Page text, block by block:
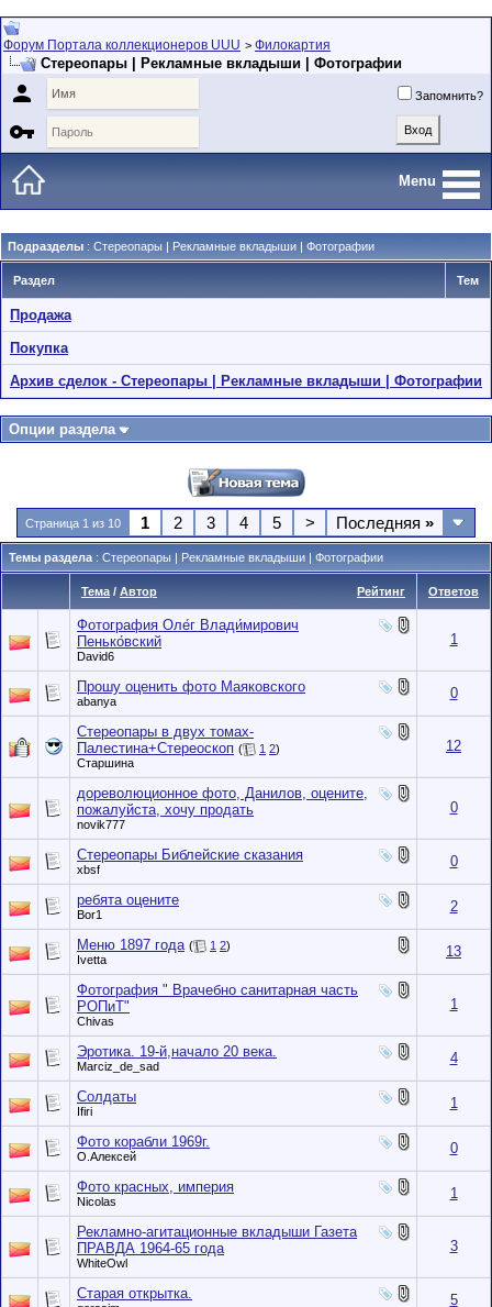
Форум Портала коллекционеров UUU > Филокартия
Стереопары | Рекламные вкладыши | Фотографии
 Запомнить?

Menu
Подразделы : Стереопары | Рекламные вкладыши | Фотографии
Раздел Тем
Продажа
Покупка
Архив сделок - Стереопары | Рекламные вкладыши | Фотографии
Опции раздела
Страница 1 из 10 1 2 3 4 5 > Последняя »
Темы раздела : Стереопары | Рекламные вкладыши | Фотографии
Рейтинг
Тема / Автор Ответов
Фотография Оле́г Влади́мирович
Пенько́вский
David6
1
Прошу оценить фото Маяковского
abanya 0
Стереопары в двух томах-
Палестина+Стереоскоп ( 1 2)
Старшина
12
дореволюционное фото, Данилов, оцените,
пожалуйста, хочу продать
novik777
0
Стереопары Библейские сказания
xbsf 0
ребята оцените
Bor1 2
Меню 1897 года ( 1 2)
Ivetta
13
Фотография " Врачебно санитарная часть
РОПиТ"
Chivas
1
Эротика. 19-й,начало 20 века.
Marciz_de_sad 4
Солдаты
Ifiri 1
Фото корабли 1969г.
О.Алексей 0
Фото красных, империя
Nicolas 1
Рекламно-агитационные вкладыши Газета
ПРАВДА 1964-65 года
WhiteOwl
3
Старая открытка. 5